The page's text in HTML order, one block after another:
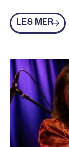
Les mer
LES MER